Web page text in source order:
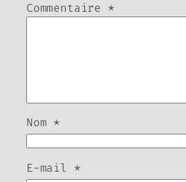
Commentaire *
Nom *
E-mail *